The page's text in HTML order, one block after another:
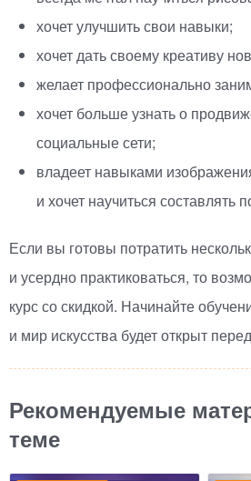
хочет улучшить свои навыки;
хочет дать своему креативу
желает профессионально
хочет больше узнать о
социальные сети;
владеет навыками
и хочет научиться составлять
Если вы готовы потратить
и усердно практиковаться, то
курс со скидкой. Начинайте
и мир искусства будет открыт
Рекомендуемые
теме